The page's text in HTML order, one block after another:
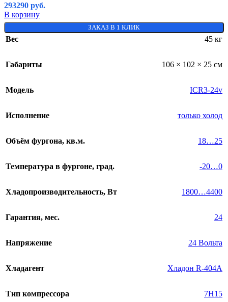
293290 руб.
В корзину
ЗАКАЗ В 1 КЛИК
Вес 45 кг
Габариты 106 × 102 × 25 см
Модель ICR3-24v
Исполнение только холод
Объём фургона, кв.м. 18…25
Температура в фургоне, град. -20…0
Хладопроизводительность, Вт 1800…4400
Гарантия, мес. 24
Напряжение 24 Вольта
Хладагент Хладон R-404A
Тип компрессора 7H15